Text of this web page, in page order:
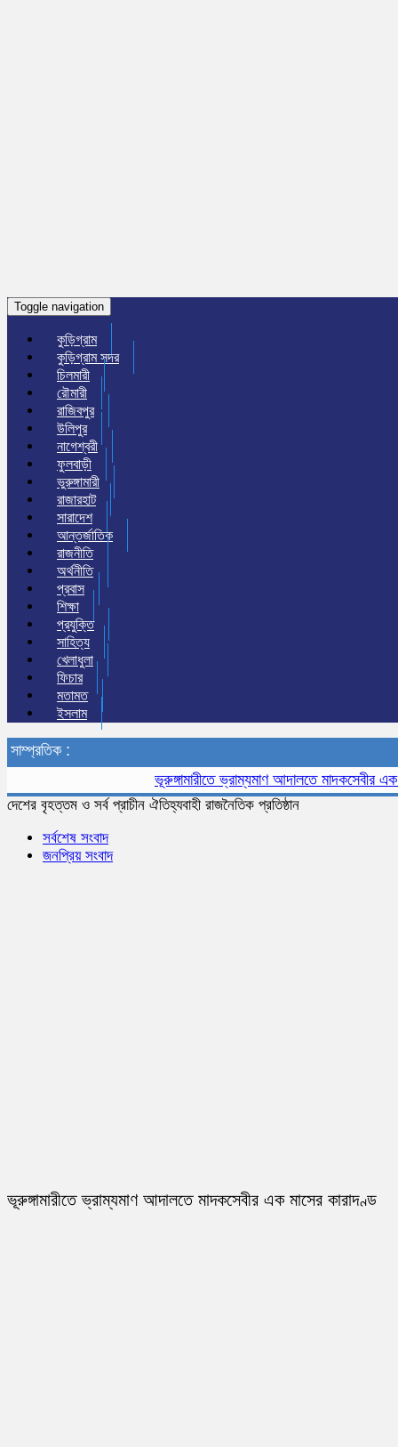
Toggle navigation
কুড়িগ্রাম
কুড়িগ্রাম সদর
চিলমারী
রৌমারী
রাজিবপুর
উলিপুর
নাগেশ্বরী
ফুলবাড়ী
ভুরুঙ্গামারী
রাজারহাট
সারাদেশ
আন্তর্জাতিক
রাজনীতি
অর্থনীতি
প্রবাস
শিক্ষা
প্রযুক্তি
সাহিত্য
খেলাধুলা
ফিচার
মতামত
ইসলাম
সাম্প্রতিক :
ভূরুঙ্গামারীতে ভ্রাম্যমাণ আদালতে মাদকসেবীর এক
দেশের বৃহত্তম ও সর্ব প্রাচীন ঐতিহ্যবাহী রাজনৈতিক প্রতিষ্ঠান
সর্বশেষ সংবাদ
জনপ্রিয় সংবাদ
ভূরুঙ্গামারীতে ভ্রাম্যমাণ আদালতে মাদকসেবীর এক মাসের কারাদণ্ড